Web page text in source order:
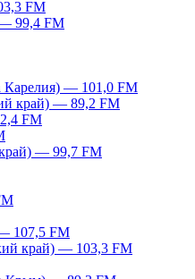
FM
— 99,4 FM
Карелия) — 101,0 FM
край) — 89,2 FM
FM
— 99,7 FM
107,5 FM
край) — 103,3 FM